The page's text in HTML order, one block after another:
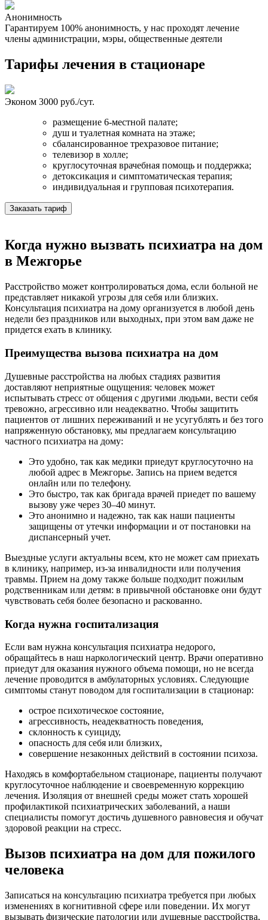
Анонимность
Гарантируем 100% анонимность, у нас проходят лечение
члены администрации, мэры, общественные деятели
Тарифы лечения в стационаре
Эконом 3000 руб./сут.
размещение 6-местной палате;
душ и туалетная комната на этаже;
сбалансированное трехразовое питание;
телевизор в холле;
круглосуточная врачебная помощь и поддержка;
детоксикация и симптоматическая терапия;
индивидуальная и групповая психотерапия.
Заказать тариф
Когда нужно вызвать психиатра на дом
в Межгорье
Расстройство может контролироваться дома, если больной не
представляет никакой угрозы для себя или близких.
Консультация психиатра на дому организуется в любой день
недели без праздников или выходных, при этом вам даже не
придется ехать в клинику.
Преимущества вызова психиатра на дом
Душевные расстройства на любых стадиях развития
доставляют неприятные ощущения: человек может
испытывать стресс от общения с другими людьми, вести себя
тревожно, агрессивно или неадекватно. Чтобы защитить
пациентов от лишних переживаний и не усугублять и без того
напряженную обстановку, мы предлагаем консультацию
частного психиатра на дому:
Это удобно, так как медики приедут круглосуточно на
любой адрес в Межгорье. Запись на прием ведется
онлайн или по телефону.
Это быстро, так как бригада врачей приедет по вашему
вызову уже через 30–40 минут.
Это анонимно и надежно, так как наши пациенты
защищены от утечки информации и от постановки на
диспансерный учет.
Выездные услуги актуальны всем, кто не может сам приехать
в клинику, например, из-за инвалидности или получения
травмы. Прием на дому также больше подходит пожилым
родственникам или детям: в привычной обстановке они будут
чувствовать себя более безопасно и раскованно.
Когда нужна госпитализация
Если вам нужна консультация психиатра недорого,
обращайтесь в наш наркологический центр. Врачи оперативно
приедут для оказания нужного объема помощи, но не всегда
лечение проводится в амбулаторных условиях. Следующие
симптомы станут поводом для госпитализации в стационар:
острое психотическое состояние,
агрессивность, неадекватность поведения,
склонность к суициду,
опасность для себя или близких,
совершение незаконных действий в состоянии психоза.
Находясь в комфортабельном стационаре, пациенты получают
круглосуточное наблюдение и своевременную коррекцию
лечения. Изоляция от внешней среды может стать хорошей
профилактикой психиатрических заболеваний, а наши
специалисты помогут достичь душевного равновесия и обучат
здоровой реакции на стресс.
Вызов психиатра на дом для пожилого
человека
Записаться на консультацию психиатра требуется при любых
изменениях в когнитивной сфере или поведении. Их могут
вызывать физические патологии или душевные расстройства,